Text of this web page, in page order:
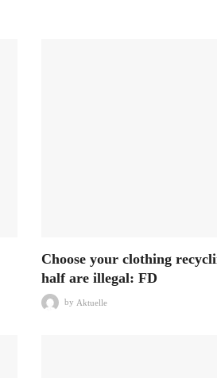
Choose your clothing
half are illegal: FD
by Aktuelle